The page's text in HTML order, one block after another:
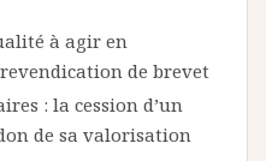
à agir en
de brevet
: la cession d’un
de sa valorisation